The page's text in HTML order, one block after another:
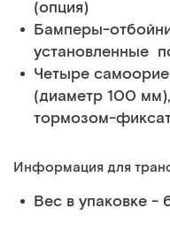
(опция)
Бамперы-
установленные
Четыре
(диаметр 100
тормозом-
Информация для
Вес в упаковке -